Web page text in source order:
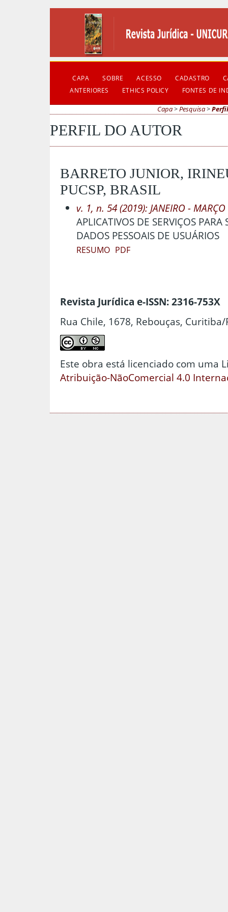
CAPA SOBRE ACESSO CADASTRO
ANTERIORES
ETHICS POLICY FONTES DE
Capa>Pesquisa>
PERFIL DO AUTOR
BARRETO JUNIOR,
PUCSP, BRASIL
v. 1, n. 54 (2019): JANEIRO - MARÇO
APLICATIVOS DE SERVIÇOS
DADOS PESSOAIS DE USUÁRIOS
RESUMO PDF
Revista Jurídica e-ISSN: 2316-753X
Rua Chile, 1678, Rebouças, Curitiba/
Este obra está licenciado com uma
Atribuição-NãoComercial 4.0